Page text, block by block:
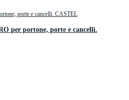
per portone, porte e cancelli.